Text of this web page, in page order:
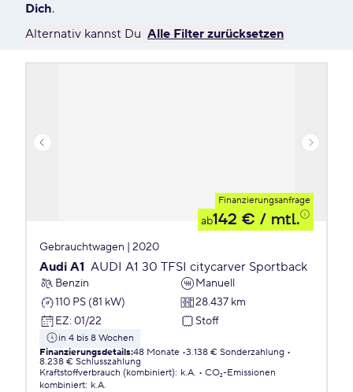
Dich.
Alternativ kannst Du Alle Filter zurücksetzen
Finanzierungsanfrage
ab142 € / mtl.
Gebrauchtwagen | 2020
Audi A1 AUDI A1 30 TFSI citycarver Sportback
Benzin
Manuell
110 PS (81 kW)
28.437 km
EZ: 01/22 Stoff
in 4 bis 8 Wochen
Finanzierungsdetails:48 Monate 3.138 € Sonderzahlung
8.238 € Schlusszahlung
Kraftstoffverbrauch (kombiniert): k.A.
CO₂-Emissionen
kombiniert: k.A.